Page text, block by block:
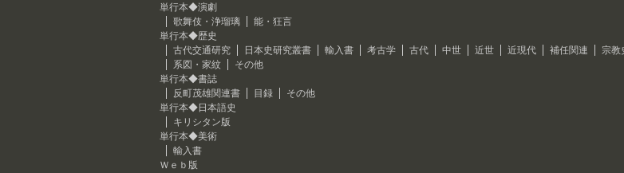
単行本◆演劇
歌舞伎・浄瑠璃
能・狂言
単行本◆歴史
古代交通研究
日本史研究叢書 輸入書 考古学 古代 中世 近世 近現代 補任関連
宗教
系図・家紋
その他
単行本◆書誌
反町茂雄関連書
目録
その他
単行本◆日本語史
キリシタン版
単行本◆美術
輸入書
Ｗｅｂ版